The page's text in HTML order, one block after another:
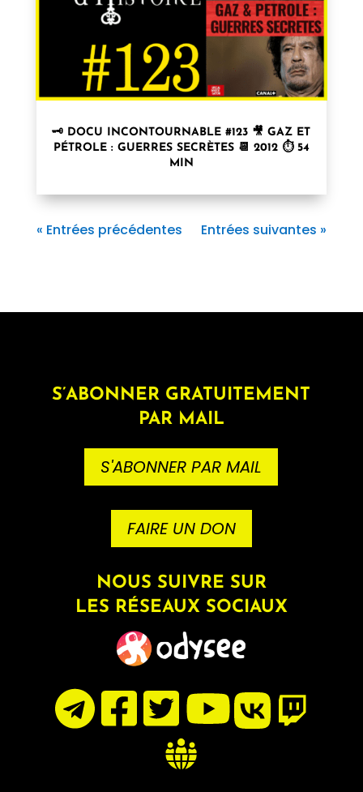
🗝 DOCU INCONTOURNABLE #123 🎥 GAZ ET
PÉTROLE : GUERRES SECRÈTES 📆 2012 ⏱ 54
MIN
« Entrées précédentes Entrées suivantes »
S’ABONNER GRATUITEMENT
PAR MAIL
S'ABONNER PAR MAIL
FAIRE UN DON
NOUS SUIVRE SUR
LES RÉSEAUX SOCIAUX